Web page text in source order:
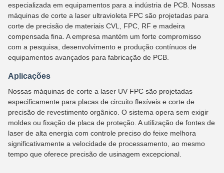
especializada em equipamentos para a indústria de PCB. Nossas
máquinas de corte a laser ultravioleta FPC são projetadas para
corte de precisão de materiais CVL, FPC, RF e madeira
compensada fina. A empresa mantém um forte compromisso
com a pesquisa, desenvolvimento e produção contínuos de
equipamentos avançados para fabricação de PCB.
Aplicações
Nossas máquinas de corte a laser UV FPC são projetadas
especificamente para placas de circuito flexíveis e corte de
precisão de revestimento orgânico. O sistema opera sem exigir
moldes ou fixação de placa de proteção. A utilização de fontes de
laser de alta energia com controle preciso do feixe melhora
significativamente a velocidade de processamento, ao mesmo
tempo que oferece precisão de usinagem excepcional.